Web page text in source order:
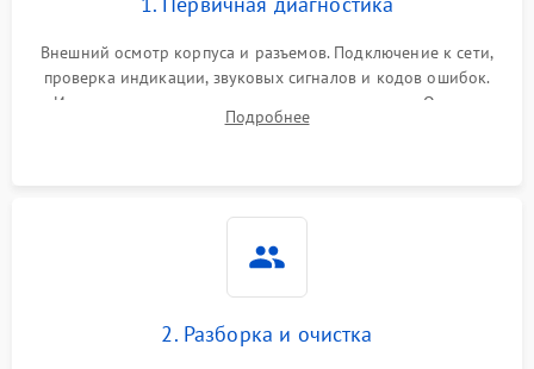
Внешний осмотр корпуса и разъемов. Подключение к сети,
проверка индикации, звуковых сигналов и кодов ошибок.
Измерение входного и выходного напряжения. Оценка
реакции ИБП на отключение основного питания без
Подробнее
2. Разборка и очистка